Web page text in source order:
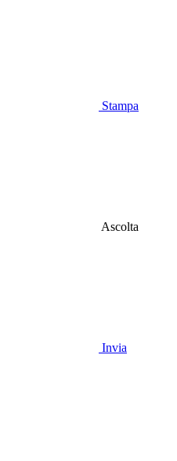
Stampa
Ascolta
Invia